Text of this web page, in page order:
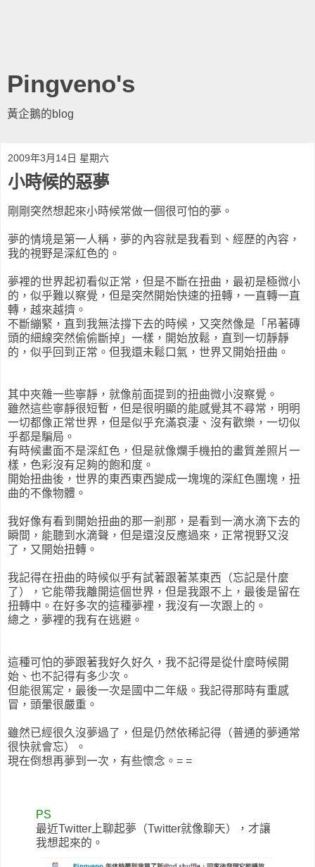
Pingveno's
黃企鵝的blog
2009年3月14日 星期六
小時候的惡夢
剛剛突然想起來小時候常做一個很可怕的夢。
夢的情境是第一人稱，夢的內容就是我看到、經歷的內容，
我的視野是深紅色的。
夢裡的世界起初看似正常，但是不斷在扭曲，最初是極微小
的，似乎難以察覺，但是突然開始快速的扭轉，一直轉一直
轉，越來越擠。
不斷繃緊，直到我無法撐下去的時候，又突然像是「吊著磚
頭的細線突然偷偷斷掉」一樣，開始放鬆，直到一切靜靜
的，似乎回到正常。但我還未鬆口氣，世界又開始扭曲。
其中夾雜一些寧靜，就像前面提到的扭曲微小沒察覺。
雖然這些寧靜很短暫，但是很明顯的能感覺其不尋常，明明
一切都像正常世界，但是似乎充滿哀淒、沒有歡樂，一切似
乎都是騙局。
有時候畫面不是深紅色，但是就像爛手機拍的畫質差照片一
樣，色彩沒有足夠的飽和度。
開始扭曲後，世界的東西東西變成一塊塊的深紅色團塊，扭
曲的不像物體。
我好像有看到開始扭曲的那一剎那，是看到一滴水滴下去的
瞬間，能聽到水滴聲，但是還沒反應過來，正常視野又沒
了，又開始扭轉。
我記得在扭曲的時候似乎有試著跟著某東西（忘記是什麼
了），它能帶我離開這個世界，但是我跟不上，最後是留在
扭轉中。在好多次的這種夢裡，我沒有一次跟上的。
總之，夢裡的我有在逃避。
這種可怕的夢跟著我好久好久，我不記得是從什麼時候開
始、也不記得有多少次。
但能很篤定，最後一次是國中二年級。我記得那時有重感
冒，頭暈很嚴重。
雖然已經很久沒夢過了，但是仍然依稀記得（普通的夢通常
很快就會忘）。
現在倒想再夢到一次，有些懷念。= =
PS
最近Twitter上聊起夢（Twitter就像聊天），才讓
我想起來的。